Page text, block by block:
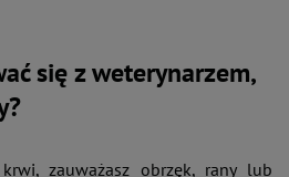
się z weterynarzem,
zauważasz obrzęk, rany lub